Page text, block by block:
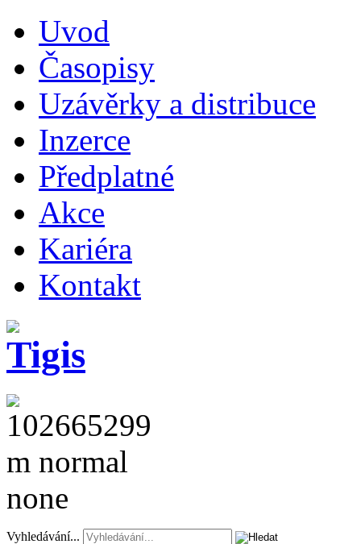
Uvod
Časopisy
Uzávěrky a distribuce
Inzerce
Předplatné
Akce
Kariéra
Kontakt
Vyhledávání...